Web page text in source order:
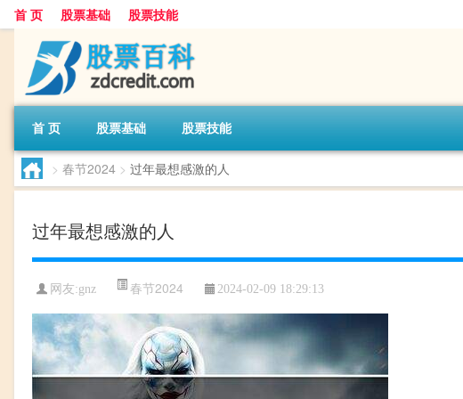
首 页 股票基础 股票技能
首 页 股票基础 股票技能
> 春节2024 > 过年最想感激的人
过年最想感激的人
网友:gnz 春节2024 2024-02-09 18:29:13